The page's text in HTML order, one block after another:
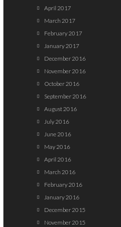
April 2017
March 2017
February 2017
January 2017
December 2016
November 2016
October 2016
September 2016
August 2016
July 2016
June 2016
May 2016
April 2016
March 2016
February 2016
January 2016
December 2015
November 2015